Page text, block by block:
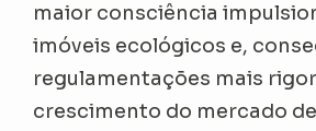
maior consciência
imóveis ecológicos e,
regulamentações mais
crescimento do mercado